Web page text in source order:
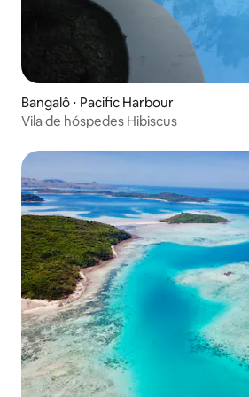
Bangalô ⋅ Pacific Harbour
Vila de hóspedes Hibiscus